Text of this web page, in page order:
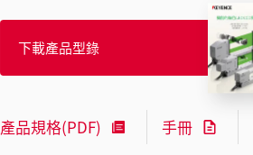
下載產品型錄
產品規格(PDF) 手冊